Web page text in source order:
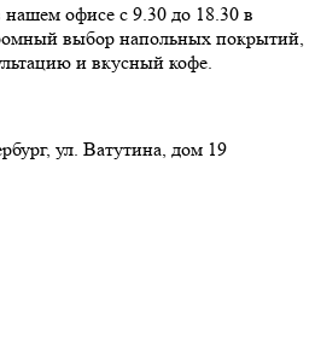
нашем офисе с 9.30 до 18.30 в
выбор напольных покрытий,
и вкусный кофе.
ул. Ватутина, дом 19